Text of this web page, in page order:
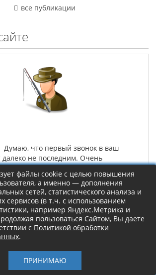
все публикации
Думаю, что первый звонок в ваш
далеко не последним. Очень
Москва 08.06.2026
файлы cookie с целью повышения
а именно — дополнения
сетей, статистического анализа и
сервисов (в т.ч. с использованием
например Яндекс.Метрика и
пользоваться Сайтом, Вы даете
с Политикой обработки
.
ПРИНИМАЮ